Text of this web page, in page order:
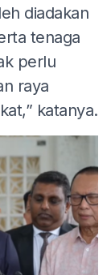
diadakan
tenaga
perlu
raya
katanya.